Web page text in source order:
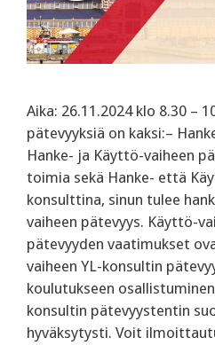
Aika: 26.11.2024 klo 8.30 –
pätevyyksiä on kaksi:–
Hanke- ja Käyttö-vaiheen
toimia sekä Hanke- että
konsulttina, sinun tulee
vaiheen pätevyys. Käyttö-
pätevyyden vaatimukset
vaiheen YL-konsultin
koulutukseen
konsultin pätevyystentin
hyväksytysti. Voit